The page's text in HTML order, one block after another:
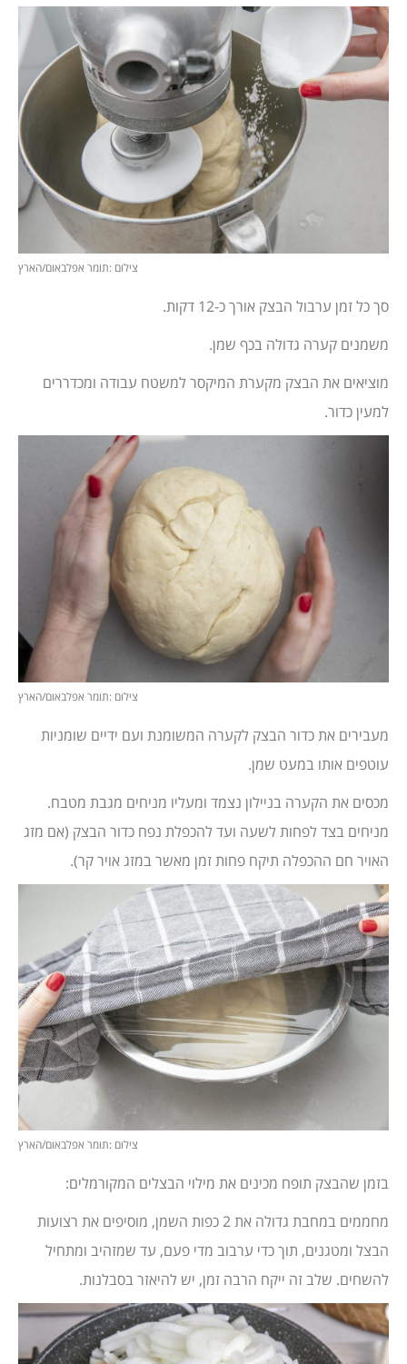
צילום :תומר אפלבאום/הארץ
סך כל זמן ערבול הבצק אורך כ-12 דקות.
משמנים קערה גדולה בכף שמן.
מוציאים את הבצק מקערת המיקסר למשטח עבודה ומכדררים
למעין כדור.
צילום :תומר אפלבאום/הארץ
מעבירים את כדור הבצק לקערה המשומנת ועם ידיים שומניות
עוטפים אותו במעט שמן.
מכסים את הקערה בניילון נצמד ומעליו מניחים מגבת מטבח.
מניחים בצד לפחות לשעה ועד להכפלת נפח כדור הבצק (אם מזג
האויר חם ההכפלה תיקח פחות זמן מאשר במזג אויר קר).
צילום :תומר אפלבאום/הארץ
בזמן שהבצק תופח מכינים את מילוי הבצלים המקורמלים:
מחממים במחבת גדולה את 2 כפות השמן, מוסיפים את רצועות
הבצל ומטגנים, תוך כדי ערבוב מדי פעם, עד שמזהיב ומתחיל
להשחים. שלב זה ייקח הרבה זמן, יש להיאזר בסבלנות.